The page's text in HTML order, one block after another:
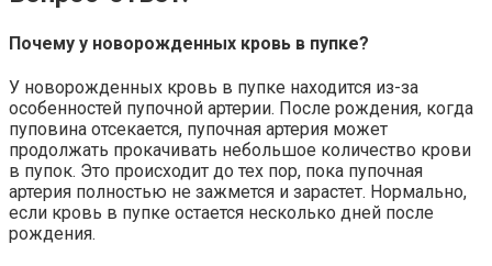
Почему у новорожденных кровь в пупке?
У новорожденных кровь в пупке находится из-за
особенностей пупочной артерии. После рождения, когда
пуповина отсекается, пупочная артерия может
продолжать прокачивать небольшое количество крови
в пупок. Это происходит до тех пор, пока пупочная
артерия полностью не зажмется и зарастет. Нормально,
если кровь в пупке остается несколько дней после
рождения.